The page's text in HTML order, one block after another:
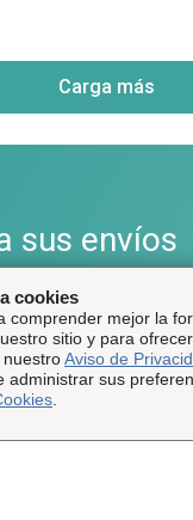
Carga más
sus envíos
información sobre
®.
Obtenga detalles
cookies
comprender mejor la
sitio y para
nuestroAviso de
administrar sus